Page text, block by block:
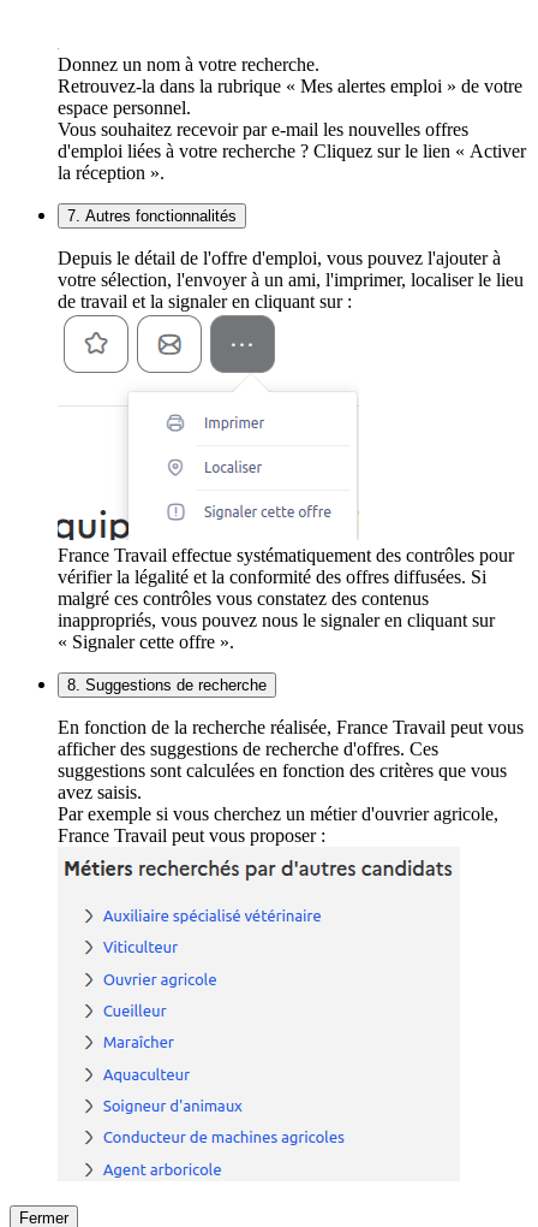
Donnez un nom à votre recherche.
Retrouvez-la dans la rubrique « Mes alertes emploi » de votre
espace personnel.
Vous souhaitez recevoir par e-mail les nouvelles offres
d'emploi liées à votre recherche ? Cliquez sur le lien « Activer
la réception ».
7. Autres fonctionnalités
Depuis le détail de l'offre d'emploi, vous pouvez l'ajouter à
votre sélection, l'envoyer à un ami, l'imprimer, localiser le lieu
de travail et la signaler en cliquant sur :
France Travail effectue systématiquement des contrôles pour
vérifier la légalité et la conformité des offres diffusées. Si
malgré ces contrôles vous constatez des contenus
inappropriés, vous pouvez nous le signaler en cliquant sur
« Signaler cette offre ».
8. Suggestions de recherche
En fonction de la recherche réalisée, France Travail peut vous
afficher des suggestions de recherche d'offres. Ces
suggestions sont calculées en fonction des critères que vous
avez saisis.
Par exemple si vous cherchez un métier d'ouvrier agricole,
France Travail peut vous proposer :
Fermer